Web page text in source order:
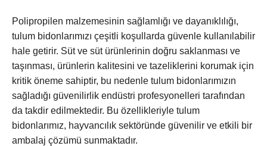
Polipropilen malzemesinin sağlamlığı ve dayanıklılığı,
tulum bidonlarımızı çeşitli koşullarda güvenle kullanılabilir
hale getirir. Süt ve süt ürünlerinin doğru saklanması ve
taşınması, ürünlerin kalitesini ve tazeliklerini korumak için
kritik öneme sahiptir, bu nedenle tulum bidonlarımızın
sağladığı güvenilirlik endüstri profesyonelleri tarafından
da takdir edilmektedir. Bu özellikleriyle tulum
bidonlarımız, hayvancılık sektöründe güvenilir ve etkili bir
ambalaj çözümü sunmaktadır.